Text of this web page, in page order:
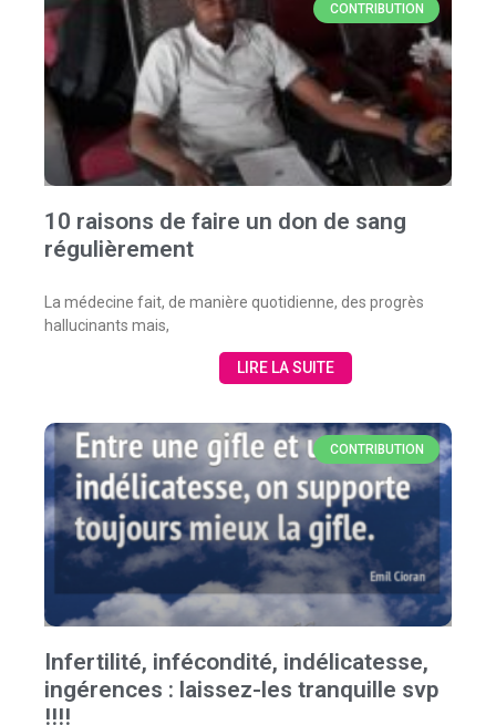
CONTRIBUTION
10 raisons de faire un don de sang
régulièrement
La médecine fait, de manière quotidienne, des progrès
hallucinants mais,
LIRE LA SUITE
CONTRIBUTION
Infertilité, infécondité, indélicatesse,
ingérences : laissez-les tranquille svp
!!!!